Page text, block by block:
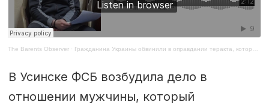
The Barents Observer · Гражданина Украины обвинили в оправдании теракта, которого не было
В Усинске ФСБ возбудила дело в
отношении мужчины, который